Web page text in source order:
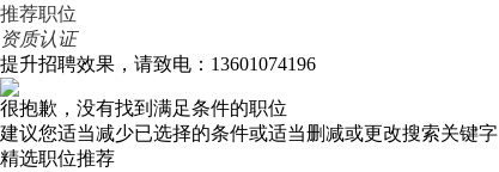
推荐职位
资质认证
提升招聘效果，请致电：13601074196
很抱歉，没有找到满足条件的职位
建议您适当减少已选择的条件或适当删减或更改搜索关键字
精选职位推荐